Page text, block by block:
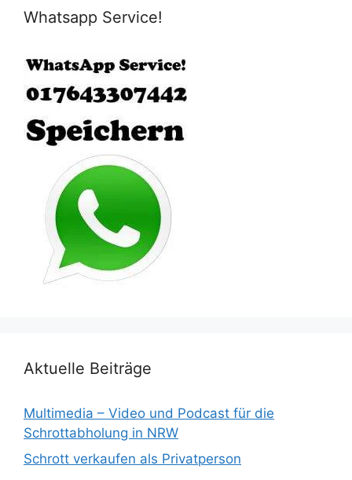
Whatsapp Service!
Aktuelle Beiträge
Multimedia – Video und Podcast für die
Schrottabholung in NRW
Schrott verkaufen als Privatperson